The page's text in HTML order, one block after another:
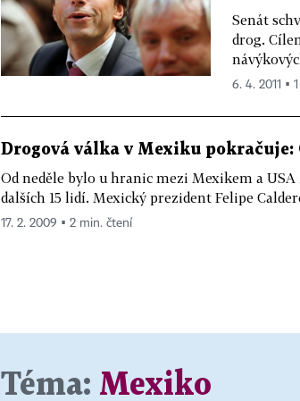
Senát
drog.
6. 4. 2011 ▪
Drogová válka v Mexiku
Od neděle bylo u hranic mezi Mexikem a
dalších 15 lidí. Mexický prezident Felipe
17. 2. 2009 ▪ 2 min. čtení
Téma: Mexiko